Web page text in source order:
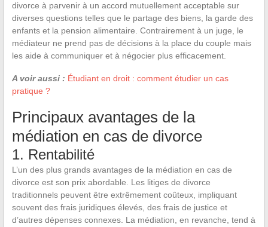
divorce à parvenir à un accord mutuellement acceptable sur
diverses questions telles que le partage des biens, la garde des
enfants et la pension alimentaire. Contrairement à un juge, le
médiateur ne prend pas de décisions à la place du couple mais
les aide à communiquer et à négocier plus efficacement.
A voir aussi : Étudiant en droit : comment étudier un cas
pratique ?
Principaux avantages de la
médiation en cas de divorce
1. Rentabilité
L’un des plus grands avantages de la médiation en cas de
divorce est son prix abordable. Les litiges de divorce
traditionnels peuvent être extrêmement coûteux, impliquant
souvent des frais juridiques élevés, des frais de justice et
d’autres dépenses connexes. La médiation, en revanche, tend à